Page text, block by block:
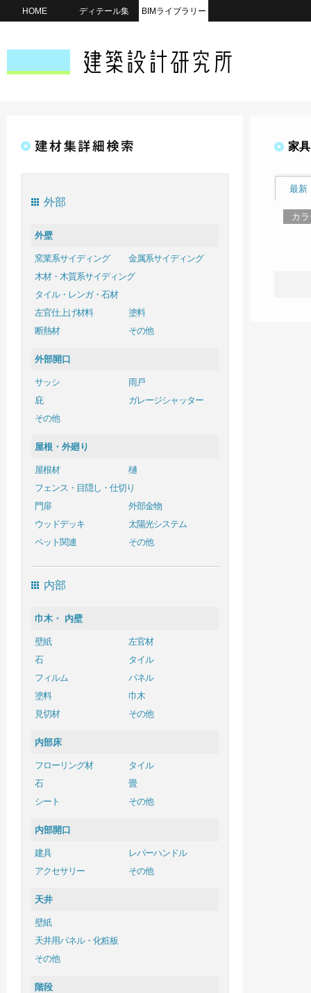
HOME ディテール集 BIMライブラリー
外部
外壁
窯業系サイディング
金属系サイディング
木材・木質系サイディング
タイル・レンガ・石材
左官仕上げ材料
塗料
断熱材
その他
外部開口
サッシ
雨戸
庇
ガレージシャッター
その他
屋根・外廻り
屋根材
樋
フェンス・目隠し・仕切り
門扉
外部金物
ウッドデッキ
太陽光システム
ペット関連
その他
内部
巾木・ 内壁
壁紙
左官材
石
タイル
フィルム
パネル
塗料
巾木
見切材
その他
内部床
フローリング材
タイル
石
畳
シート
その他
内部開口
建具
レバーハンドル
アクセサリー
その他
天井
壁紙
天井用パネル・化粧板
その他
階段
家
最新
カ